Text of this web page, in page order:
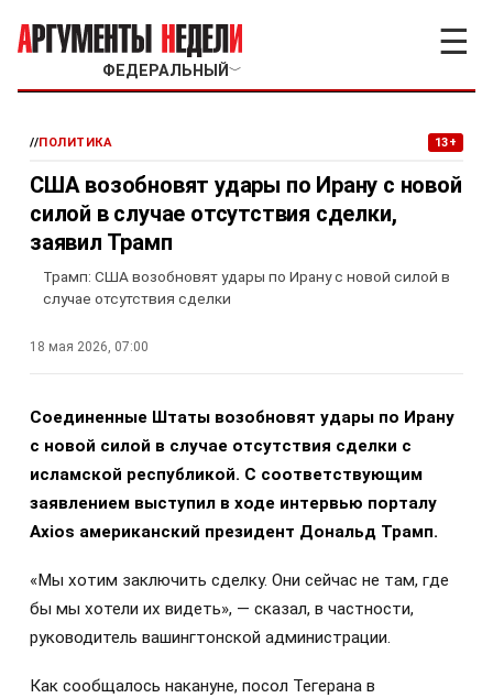
ФЕДЕРАЛЬНЫЙ ﹀
☰
//ПОЛИТИКА 13+
США возобновят удары по Ирану с новой
силой в случае отсутствия сделки,
заявил Трамп
Трамп: США возобновят удары по Ирану с новой силой в
случае отсутствия сделки
18 мая 2026, 07:00
Соединенные Штаты возобновят удары по Ирану
с новой силой в случае отсутствия сделки с
исламской республикой. С соответствующим
заявлением выступил в ходе интервью порталу
Axios американский президент Дональд Трамп.
«Мы хотим заключить сделку. Они сейчас не там, где
бы мы хотели их видеть», — сказал, в частности,
руководитель вашингтонской администрации.
Как сообщалось накануне, посол Тегерана в